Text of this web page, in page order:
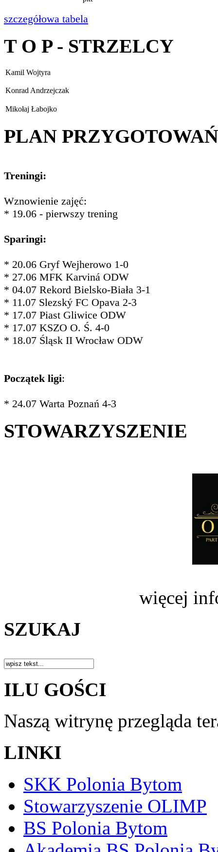
szczegółowa tabela
T O P - STRZELCY
Kamil Wojtyra
Konrad Andrzejczak
Mikołaj Łabojko
PLAN PRZYGOTOWAŃ
Treningi:
Wznowienie zajęć:
* 19.06 - pierwszy trening
Sparingi:
* 20.06 Gryf Wejherowo 1-0
* 27.06 MFK Karviná ODW
* 04.07 Rekord Bielsko-Biała 3-1
* 11.07 Slezský FC Opava 2-3
* 17.07 Piast Gliwice ODW
* 17.07 KSZO O. Ś. 4-0
* 18.07 Śląsk II Wrocław ODW
Początek ligi:
* 24.07 Warta Poznań 4-3
STOWARZYSZENIE
więcej
SZUKAJ
ILU GOŚCI
Naszą witrynę przegląda
LINKI
SKK Polonia Bytom
Stowarzyszenie OLIMP
BS Polonia Bytom